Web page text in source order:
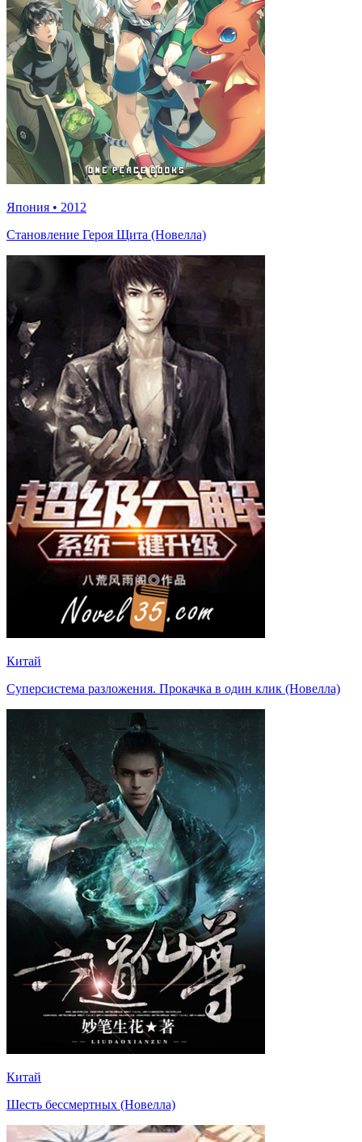
Япония • 2012
Становление Героя Щита (Новелла)
Китай
Суперсистема разложения. Прокачка в один клик (Новелла)
Китай
Шесть бессмертных (Новелла)